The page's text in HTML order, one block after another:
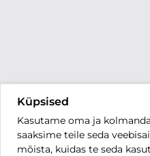
Küpsised
Kasutame oma ja
saaksime teile seda
mõista, kuidas te seda